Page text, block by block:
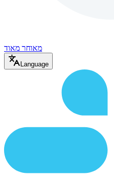
מאוחר מאוד
Language